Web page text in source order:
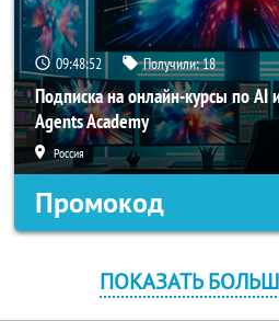
09:48:51 Получили:18
Подписка на онлайн-курсы по AI
Agents Academy
Россия
Промокод
ПОКАЗАТЬ